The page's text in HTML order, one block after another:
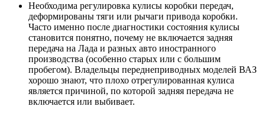
Необходима регулировка кулисы коробки передач,
деформированы тяги или рычаги привода коробки.
Часто именно после диагностики состояния кулисы
становится понятно, почему не включается задняя
передача на Лада и разных авто иностранного
производства (особенно старых или с большим
пробегом). Владельцы переднеприводных моделей ВАЗ
хорошо знают, что плохо отрегулированная кулиса
является причиной, по которой задняя передача не
включается или выбивает.